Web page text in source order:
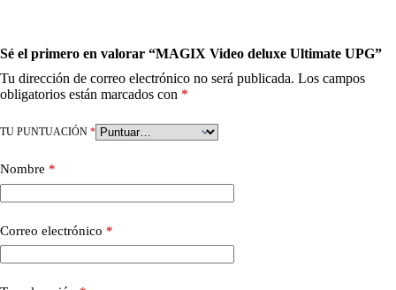
Sé el primero en valorar “MAGIX Video deluxe Ultimate UPG”
Tu dirección de correo electrónico no será publicada. Los campos
obligatorios están marcados con *
TU PUNTUACIÓN *
Nombre *
Correo electrónico *